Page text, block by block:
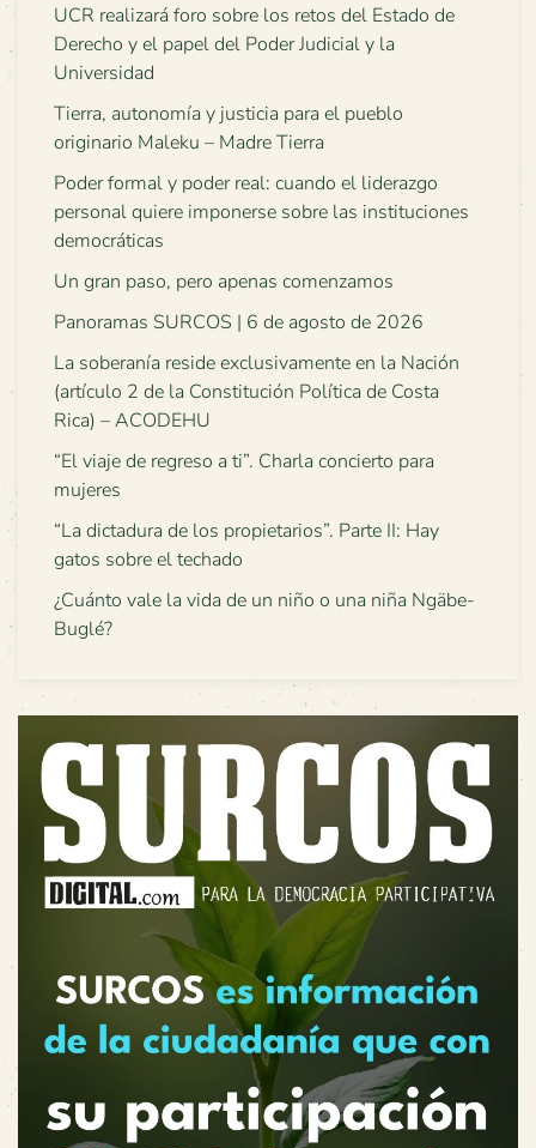
UCR realizará foro sobre los retos del Estado de
Derecho y el papel del Poder Judicial y la
Universidad
Tierra, autonomía y justicia para el pueblo
originario Maleku – Madre Tierra
Poder formal y poder real: cuando el liderazgo
personal quiere imponerse sobre las instituciones
democráticas
Un gran paso, pero apenas comenzamos
Panoramas SURCOS | 6 de agosto de 2026
La soberanía reside exclusivamente en la Nación
(artículo 2 de la Constitución Política de Costa
Rica) – ACODEHU
“El viaje de regreso a ti”. Charla concierto para
mujeres
“La dictadura de los propietarios”. Parte II: Hay
gatos sobre el techado
¿Cuánto vale la vida de un niño o una niña Ngäbe-
Buglé?